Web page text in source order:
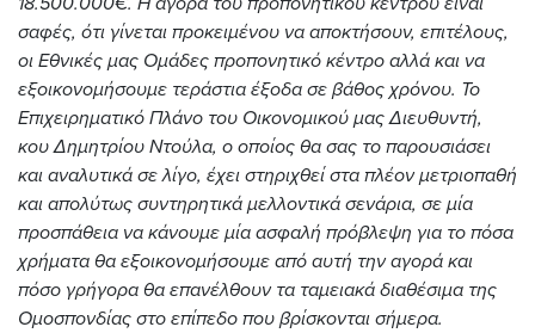
σαφές, ότι γίνεται προκειμένου να αποκτήσουν, επιτέλους,
οι Εθνικές μας Ομάδες προπονητικό κέντρο αλλά και να
εξοικονομήσουμε τεράστια έξοδα σε βάθος χρόνου. Το
Επιχειρηματικό Πλάνο του Οικονομικού μας Διευθυντή,
κου Δημητρίου Ντούλα, ο οποίος θα σας το παρουσιάσει
και αναλυτικά σε λίγο, έχει στηριχθεί στα πλέον μετριοπαθή
και απολύτως συντηρητικά μελλοντικά σενάρια, σε μία
προσπάθεια να κάνουμε μία ασφαλή πρόβλεψη για το πόσα
χρήματα θα εξοικονομήσουμε από αυτή την αγορά και
πόσο γρήγορα θα επανέλθουν τα ταμειακά διαθέσιμα της
Ομοσπονδίας στο επίπεδο που βρίσκονται σήμερα.